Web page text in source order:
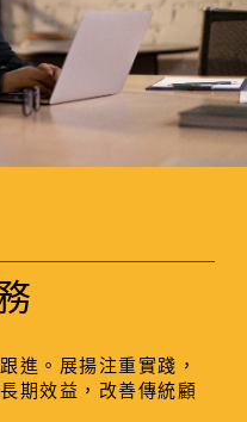
進。展揚注重實踐，
期效益，改善傳統顧